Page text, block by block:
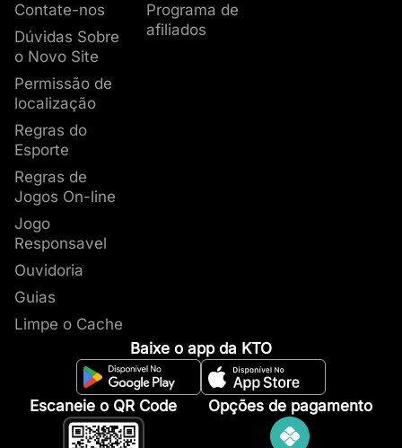
Contate-nos
Dúvidas Sobre
o Novo Site
Permissão de
localização
Regras do
Esporte
Regras de
Jogos On-line
Jogo
Responsavel
Ouvidoria
Guias
Limpe o Cache
Programa de
afiliados
Baixe o app da KTO
Escaneie o QR Code Opções de pagamento